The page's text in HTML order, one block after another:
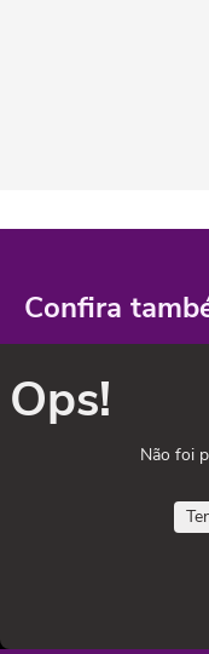
Confira
Ops!
Não foi